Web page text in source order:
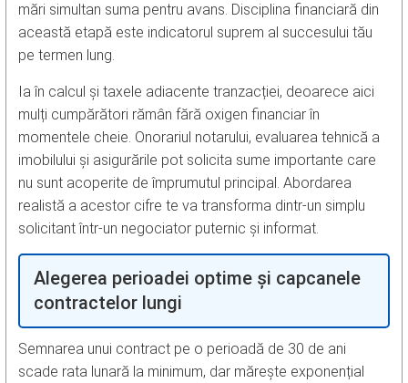
mări simultan suma pentru avans. Disciplina financiară din
această etapă este indicatorul suprem al succesului tău
pe termen lung.
Ia în calcul și taxele adiacente tranzacției, deoarece aici
mulți cumpărători rămân fără oxigen financiar în
momentele cheie. Onorariul notarului, evaluarea tehnică a
imobilului și asigurările pot solicita sume importante care
nu sunt acoperite de împrumutul principal. Abordarea
realistă a acestor cifre te va transforma dintr-un simplu
solicitant într-un negociator puternic și informat.
Alegerea perioadei optime și capcanele
contractelor lungi
Semnarea unui contract pe o perioadă de 30 de ani
scade rata lunară la minimum, dar mărește exponențial